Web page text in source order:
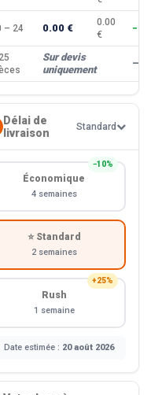
– 24 0.00 €
0.00
€
Sur devis
uniquement
—
Délai de
livraison
Standard
−10%
Économique
4 semaines
⭐ Standard
2 semaines
+25%
Rush
1 semaine
Date estimée : 20 août 2026